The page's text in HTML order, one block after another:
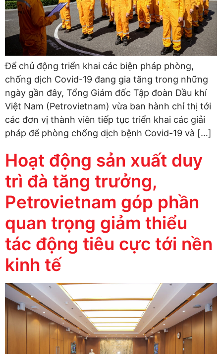
Để chủ động triển khai các biện pháp phòng,
chống dịch Covid-19 đang gia tăng trong những
ngày gần đây, Tổng Giám đốc Tập đoàn Dầu khí
Việt Nam (Petrovietnam) vừa ban hành chỉ thị tới
các đơn vị thành viên tiếp tục triển khai các giải
pháp để phòng chống dịch bệnh Covid-19 và […]
Hoạt động sản xuất duy
trì đà tăng trưởng,
Petrovietnam góp phần
quan trọng giảm thiểu
tác động tiêu cực tới nền
kinh tế